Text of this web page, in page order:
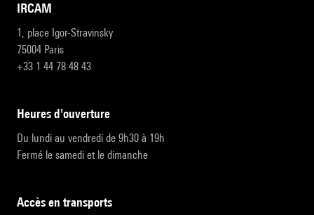
IRCAM
1, place Igor-Stravinsky
75004 Paris
+33 1 44 78 48 43
heures d'ouverture
Du lundi au vendredi de 9h30 à 19h
Fermé le samedi et le dimanche
accès en transports